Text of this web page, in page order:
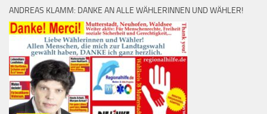
ANDREAS KLAMM: DANKE AN ALLE WÄHLERINNEN UND WÄHLER!